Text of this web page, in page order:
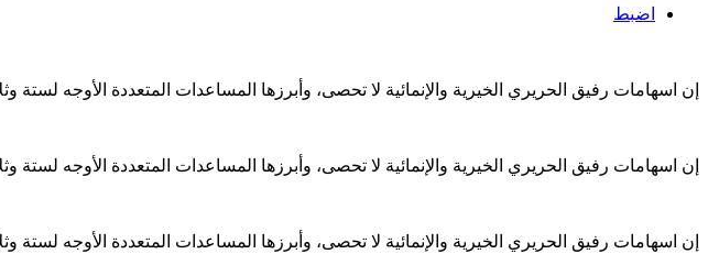
اضبط
إن اسهامات رفيق الحريري الخيرية والإنمائية لا تحصى، وأبرزها المساعدات المتعددة الأوجه
إن اسهامات رفيق الحريري الخيرية والإنمائية لا تحصى، وأبرزها المساعدات المتعددة الأوجه
إن اسهامات رفيق الحريري الخيرية والإنمائية لا تحصى، وأبرزها المساعدات المتعددة الأوجه